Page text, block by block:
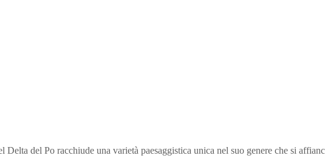
del Po racchiude una varietà paesaggistica unica nel suo genere che si